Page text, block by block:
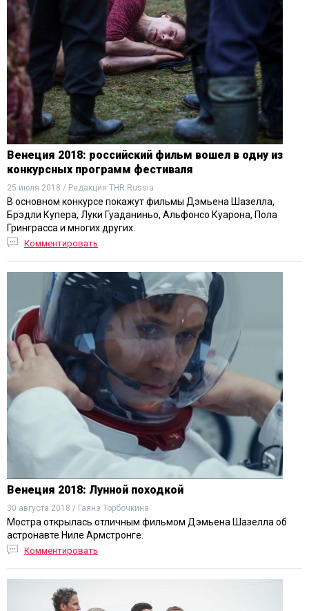
Венеция 2018: российский фильм вошел в одну из
конкурсных программ фестиваля
25 июля 2018 / Редакция THR Russia
В основном конкурсе покажут фильмы Дэмьена Шазелла,
Брэдли Купера, Луки Гуаданиньо, Альфонсо Куарона, Пола
Гринграсса и многих других.
Комментировать
Венеция 2018: Лунной походкой
30 августа 2018 / Гаянэ Торбочкина
Мостра открылась отличным фильмом Дэмьена Шазелла об
астронавте Ниле Армстронге.
Комментировать